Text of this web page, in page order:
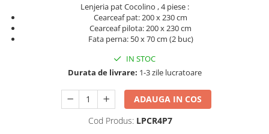
Lenjerii De Pat Catifea
Lenjerii De Pat Cocolino
Artificiala De Iepure, 6 Piese, 2
Piese, Cu Pilota Inclusa
Lenjeria pat Cocolino , 4 piese :
Cearceaf pat: 200 x 230 cm
Cearceaf pilota: 200 x 230 cm
Fata perna: 50 x 70 cm (2 buc)
IN STOC
Durata de livrare: 1-3 zile lucratoare
ADAUGA IN COS
Cod Produs: LPCR4P7